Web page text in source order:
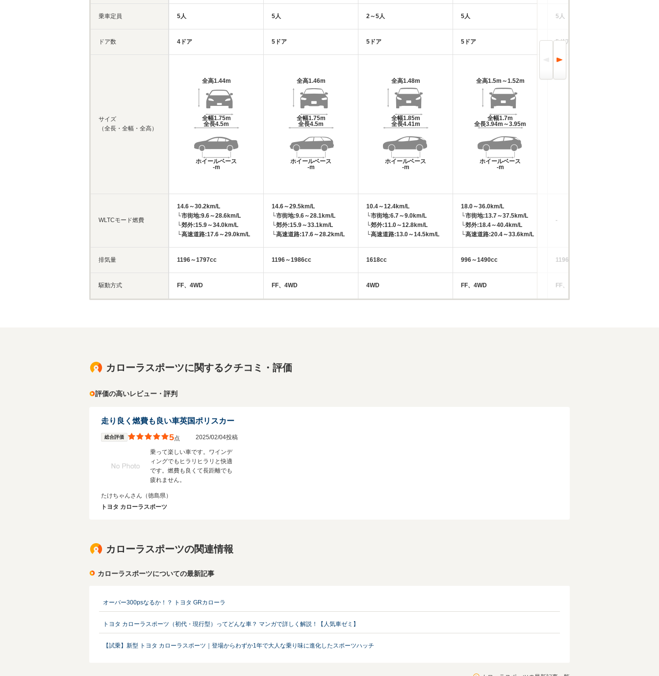
乗車定員
ドア数
サイズ
（全長・全幅・全高）
WLTCモード燃費
排気量
駆動方式
5人
4ドア
全高1.44m
全幅1.75m
全長4.5m
ホイールベース
-m
14.6～30.2km/L
└市街地:9.6～28.6km/L
└郊外:15.9～34.0km/L
└高速道路:17.6～29.0km/L
1196～1797cc
FF、4WD
5人
5ドア
全高1.46m
全幅1.75m
全長4.5m
ホイールベース
-m
14.6～29.5km/L
└市街地:9.6～28.1km/L
└郊外:15.9～33.1km/L
└高速道路:17.6～28.2km/L
1196～1986cc
FF、4WD
2～5人
5ドア
全高1.48m
全幅1.85m
全長4.41m
ホイールベース
-m
10.4～12.4km/L
└市街地:6.7～9.0km/L
└郊外:11.0～12.8km/L
└高速道路:13.0～14.5km/L
1618cc
4WD
5人
5ドア
全高1.5m～1.52m
全幅1.7m
全長3.94m～3.95m
ホイールベース
-m
18.0～36.0km/L
└市街地:13.7～37.5km/L
└郊外:18.4～40.4km/L
└高速道路:20.4～33.6km/L
996～1490cc
FF、4WD
5人
5ドア
-
1196～1797cc
FF、4WD
カローラスポーツに関するクチコミ・評価
評価の高いレビュー・評判
走り良く燃費も良い車英国ポリスカー
総合評価 5点 2025/02/04投稿
乗って楽しい車です。ワインデ
ィングでもヒラリヒラリと快適
です。燃費も良くて長距離でも
疲れません。
たけちゃんさん （徳島県）
トヨタ カローラスポーツ
カローラスポーツの関連情報
カローラスポーツについての最新記事
オーバー300psなるか！？ トヨタ GRカローラ
トヨタ カローラスポーツ（初代・現行型）ってどんな車？ マンガで詳しく解説！【人気車ゼミ】
【試乗】新型 トヨタ カローラスポーツ｜登場からわずか1年で大人な乗り味に進化したスポーツハッチ